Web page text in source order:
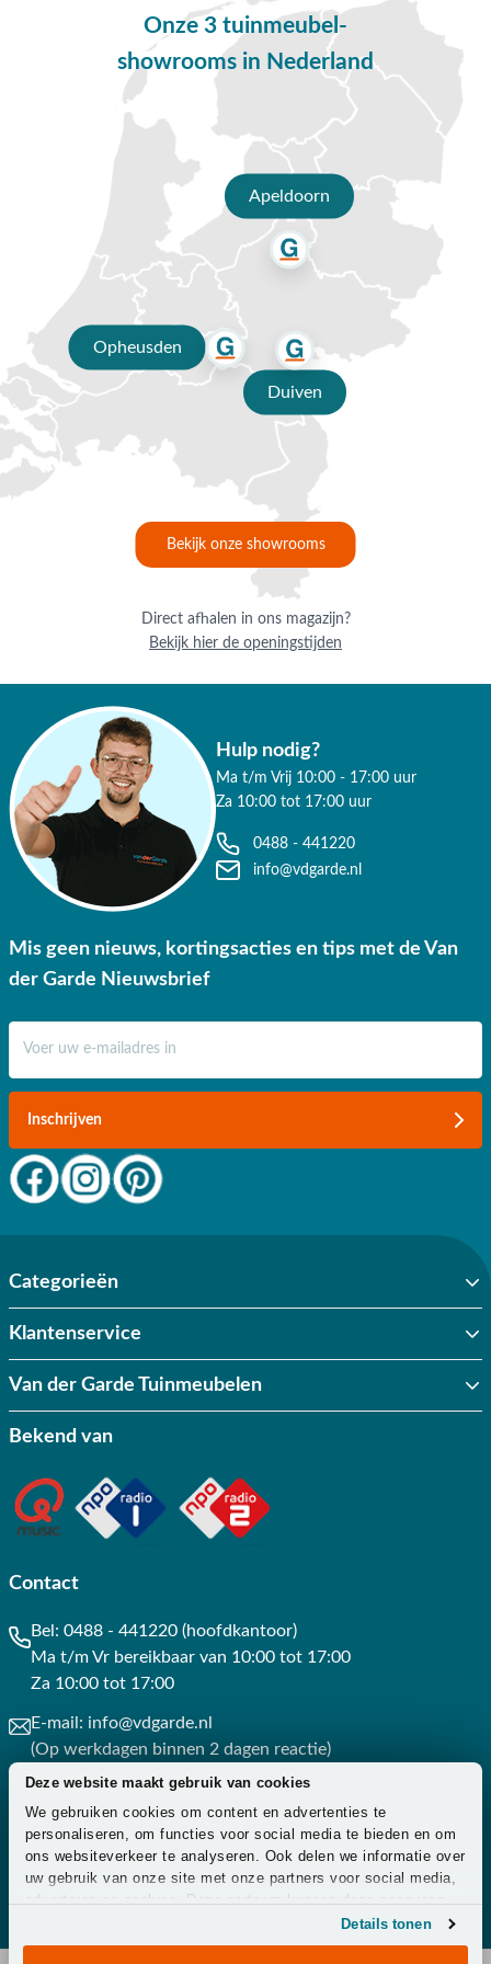
Deze website maakt gebruik van cookies
We gebruiken cookies om content en advertenties te
personaliseren, om functies voor social media te bieden en om
ons websiteverkeer te analyseren. Ook delen we informatie over
uw gebruik van onze site met onze partners voor social media,
adverteren en analyse. Deze partners kunnen deze gegevens
combineren met andere informatie die u aan ze heeft verstrekt
of die ze hebben verzameld op basis van uw gebruik van hun
Details tonen
Mochten ze wel vies zijn geworden, was je de hoezen
eenvoudig uit met een koude was!
Meer zien van de Lucas serie van 4 Seasons? Kijk dan eens
Vragen of hulp nodig?
Heb je nog vragen over de 4 Seasons Lucas loungebank? Bel
0488-441220, stuur een e-mail naar
info@vdgarde.nl
of maak gebruik van de chatfunctie.
Uiteraard ben je ook van harte welkom in onze showroom in
Opheusden, Duiven of Apeldoorn. Onze specialisten voorzien
je graag van een deskundig advies op maat.
Waarom kopen bij Van der Garde
tuinmeubelen?
✔ 80 jaar ervaring
✔ Persoonlijk advies van specialisten
✔ 9.4/10 uit 19.500+ klantbeoordelingen
✔ Gratis verzending vanaf €50,-
Onze 3 tuinmeubel-
showrooms in Nederland
Apeldoorn
Opheusden
Duiven
Bekijk onze showrooms
Direct afhalen in ons magazijn?
Bekijk hier de openingstijden
Hulp nodig?
Ma t/m Vrij 10:00 - 17:00 uur
Za 10:00 tot 17:00 uur
0488 - 441220
info@vdgarde.nl
Mis geen nieuws, kortingsacties en tips met de Van
der Garde Nieuwsbrief
Inschrijven
Categorieën
Klantenservice
Van der Garde Tuinmeubelen
Bekend van
Contact
Bel: 0488 - 441220 (hoofdkantoor)
Ma t/m Vr bereikbaar van 10:00 tot 17:00
Za 10:00 tot 17:00
E-mail: info@vdgarde.nl
(Op werkdagen binnen 2 dagen reactie)
Whatsapp: 0488441220
(Op werkdagen binnen 3 uur reactie)